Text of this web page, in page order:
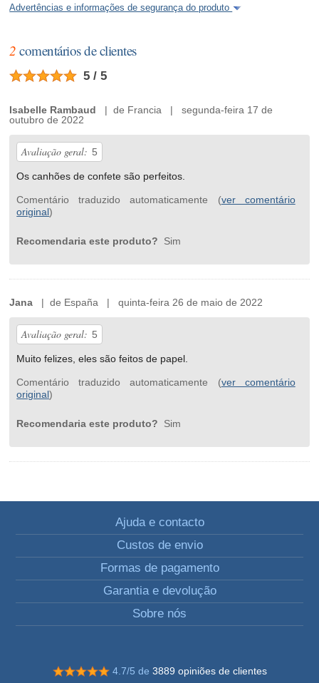
Advertências e informações de segurança do produto
2 comentários de clientes
5 / 5
Isabelle Rambaud | de Francia | segunda-feira 17 de
outubro de 2022
Avaliação geral: 5
Os canhões de confete são perfeitos.
Comentário traduzido automaticamente (ver comentário
original)
Recomendaria este produto? Sim
Jana | de España | quinta-feira 26 de maio de 2022
Avaliação geral: 5
Muito felizes, eles são feitos de papel.
Comentário traduzido automaticamente (ver comentário
original)
Recomendaria este produto? Sim
Ajuda e contacto
Custos de envio
Formas de pagamento
Garantia e devolução
Sobre nós
4.7/5 de 3889 opiniões de clientes